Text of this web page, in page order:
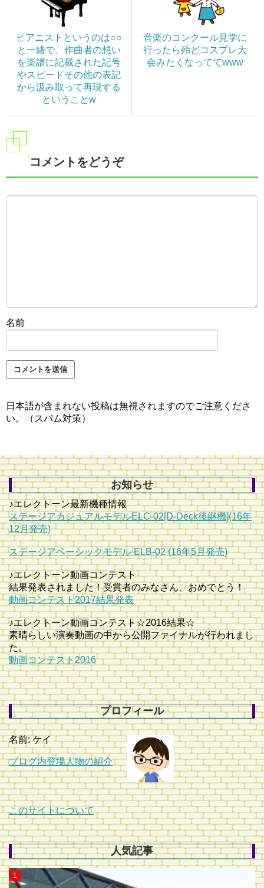
ピアニストというのは○○
と一緒で、作曲者の想い
を楽譜に記載された記号
やスピードその他の表記
から汲み取って再現する
ということw
音楽のコンクール見学に
行ったら殆どコスプレ大
会みたくなっててwww
コメントをどうぞ
名前
日本語が含まれない投稿は無視されますのでご注意くださ
い。（スパム対策）
お知らせ
♪エレクトーン最新機種情報
ステージアカジュアルモデルELC-02[D-Deck後継機](16年
12月発売)
ステージアベーシックモデル ELB-02 (16年5月発売)
♪エレクトーン動画コンテスト
結果発表されました！受賞者のみなさん、おめでとう！
動画コンテスト2017結果発表
♪エレクトーン動画コンテスト☆2016結果☆
素晴らしい演奏動画の中から公開ファイナルが行われまし
た。
動画コンテスト2016
プロフィール
名前: ケイ
ブログ内登場人物の紹介
このサイトについて
人気記事